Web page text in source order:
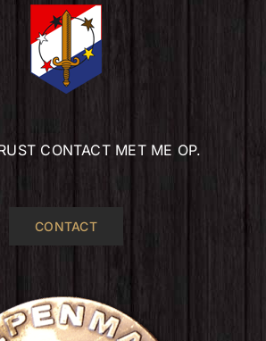
CONTACT MET ME OP.
CONTACT